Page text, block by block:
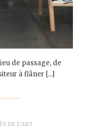
de passage, de
à flâner […]
DE L'ART